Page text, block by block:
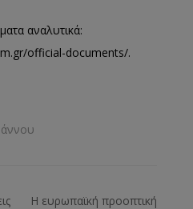
αναλυτικά:
official-documents/.
Η ευρωπαϊκή προοπτική